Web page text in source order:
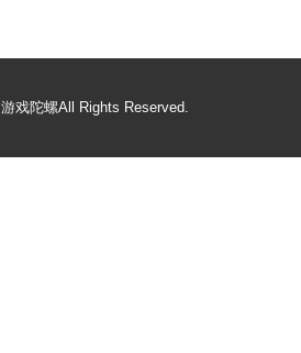
游戏陀螺All Rights Reserved.